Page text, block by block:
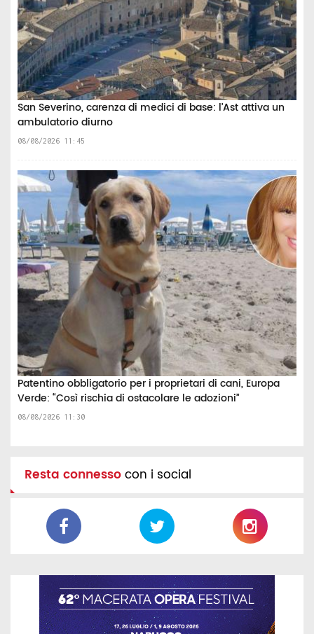
San Severino, carenza di medici di base: l’Ast attiva un
ambulatorio diurno
08/08/2026 11:45
Patentino obbligatorio per i proprietari di cani, Europa
Verde: “Così rischia di ostacolare le adozioni”
08/08/2026 11:30
Resta connessocon i social